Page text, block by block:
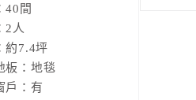
40間
2人
約7.4坪
板：地毯
戶：有